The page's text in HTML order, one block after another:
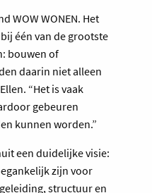
WOW WONEN. Het
één van de grootste
bouwen of
daarin niet alleen
“Het is vaak
gebeuren
kunnen worden.”
een duidelijke visie:
zijn voor
structuur en